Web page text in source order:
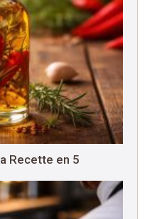
Recette en 5